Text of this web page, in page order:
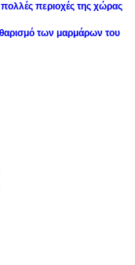
περιοχές της χώρας
των μαρμάρων του